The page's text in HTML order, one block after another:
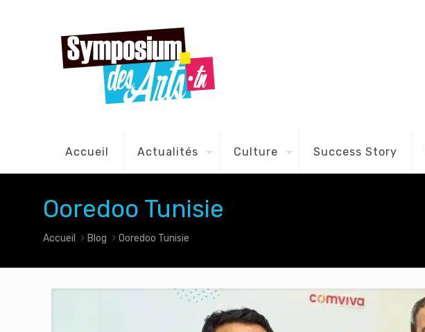
Accueil Actualités Culture Success Story
Ooredoo Tunisie
Accueil Blog Ooredoo Tunisie